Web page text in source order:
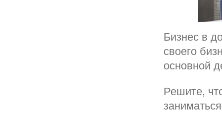
Бизнес в
своего
основной
Решите,